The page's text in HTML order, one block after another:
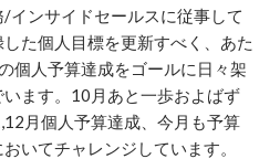
インサイドセールスに従事して
た個人目標を更新すべく、あた
個人予算達成をゴールに日々架
ます。10月あと一歩およばず
月個人予算達成、今月も予算
いてチャレンジしています。